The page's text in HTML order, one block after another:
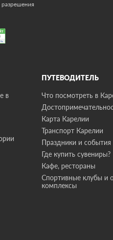
в
ПУТЕВОДИТЕЛЬ
Что посмотреть в
Карта Карелии
Транспорт Карелии
Праздники и события
Где купить сувениры?
Кафе, рестораны
Спортивные клубы и
комплексы